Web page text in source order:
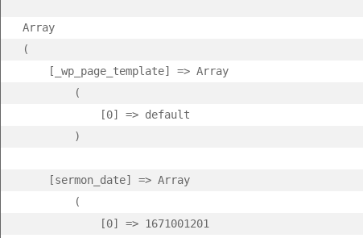
Array
(
    [_wp_page_template] => Array
        (
            [0] => default
        )
    [sermon_date] => Array
        (
            [0] => 1671001201